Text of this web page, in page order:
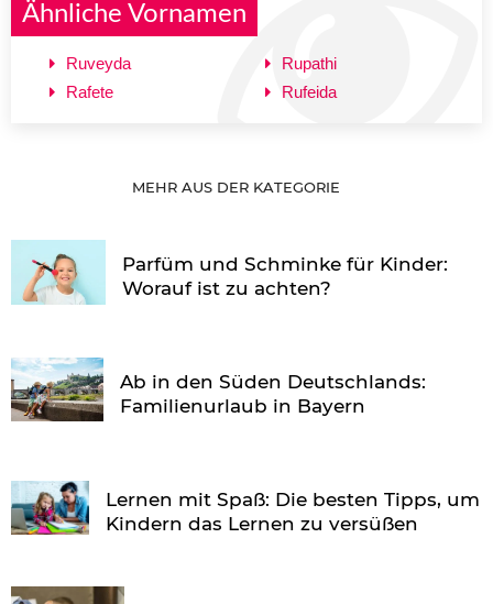
Ähnliche Vornamen
Ruveyda
Rafete
Rupathi
Rufeida
MEHR AUS DER KATEGORIE
Parfüm und Schminke für Kinder:
Worauf ist zu achten?
Ab in den Süden Deutschlands:
Familienurlaub in Bayern
Lernen mit Spaß: Die besten Tipps, um
Kindern das Lernen zu versüßen